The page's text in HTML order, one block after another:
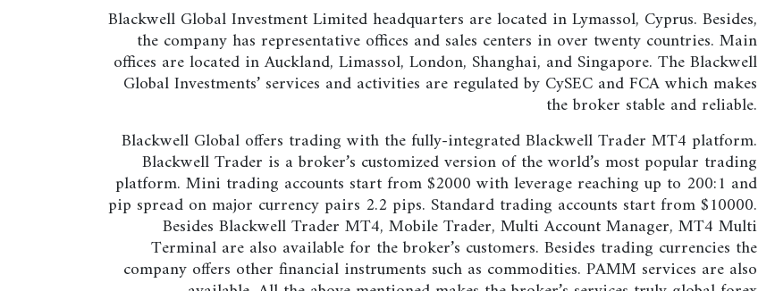
Blackwell Global Investment Limited headquarters are located in Lymassol, Cyprus. Besides,
the company has representative offices and sales centers in over twenty countries. Main
offices are located in Auckland, Limassol, London, Shanghai, and Singapore. The Blackwell
Global Investments’ services and activities are regulated by CySEC and FCA which makes
the broker stable and reliable.
Blackwell Global offers trading with the fully-integrated Blackwell Trader MT4 platform.
Blackwell Trader is a broker’s customized version of the world’s most popular trading
platform. Mini trading accounts start from $2000 with leverage reaching up to 200:1 and
pip spread on major currency pairs 2.2 pips. Standard trading accounts start from $10000.
Besides Blackwell Trader MT4, Mobile Trader, Multi Account Manager, MT4 Multi
Terminal are also available for the broker’s customers. Besides trading currencies the
company offers other financial instruments such as commodities. PAMM services are also